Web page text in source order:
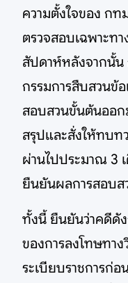
ความตั้งใจของ กท
ตรวจสอบเฉพาะทา
สัปดาห์หลังจากนั้
กรรมการสืบสวนข้
สอบสวนขั้นต้นออก
สรุปและสั่งให้ทบ
ผ่านไปประมาณ 3
ยืนยันผลการสอบส
ทั้งนี้ ยืนยันว่าคดีดั
ของการลงโทษทา
ระเบียบราชการก่